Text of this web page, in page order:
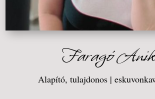
Faragó
Alapító, tulajdonos |